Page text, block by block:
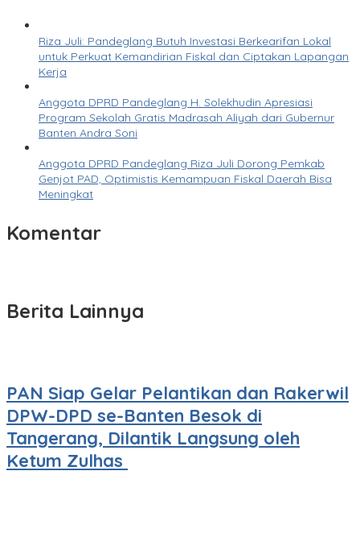
Riza Juli: Pandeglang Butuh Investasi Berkearifan Lokal
untuk Perkuat Kemandirian Fiskal dan Ciptakan Lapangan
Kerja
Anggota DPRD Pandeglang H. Solekhudin Apresiasi
Program Sekolah Gratis Madrasah Aliyah dari Gubernur
Banten Andra Soni
Anggota DPRD Pandeglang Riza Juli Dorong Pemkab
Genjot PAD, Optimistis Kemampuan Fiskal Daerah Bisa
Meningkat
Komentar
Berita Lainnya
PAN Siap Gelar Pelantikan dan Rakerwil
DPW-DPD se-Banten Besok di
Tangerang, Dilantik Langsung oleh
Ketum Zulhas